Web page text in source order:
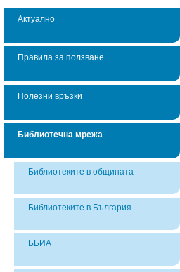
Актуално
Правила за ползване
Полезни връзки
Библиотечна мрежа
Библиотеките в общината
Библиотеките в България
ББИА